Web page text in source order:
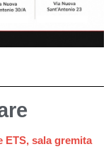
ETS, sala gremita